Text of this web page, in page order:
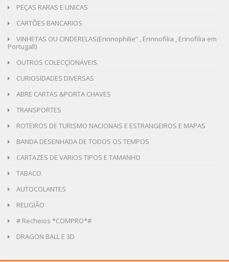
PEÇAS RARAS E UNICAS
CARTÕES BANCARIOS
VINHETAS OU CINDERELAS(Erinnophilie” , Erinnofilia , Erinofilia em
Portugal!)
OUTROS COLECÇIONÁVEIS
CURIOSIDADES DIVERSAS
ABRE CARTAS &PORTA CHAVES
TRANSPORTES
ROTEIROS DE TURISMO NACIONAIS E ESTRANGEIROS E MAPAS
BANDA DESENHADA DE TODOS OS TEMPOS
CARTAZES DE VARIOS TIPOS E TAMANHO
TABACO
AUTOCOLANTES
RELIGIÃO
# Recheios *COMPRO*#
DRAGON BALL E 3D